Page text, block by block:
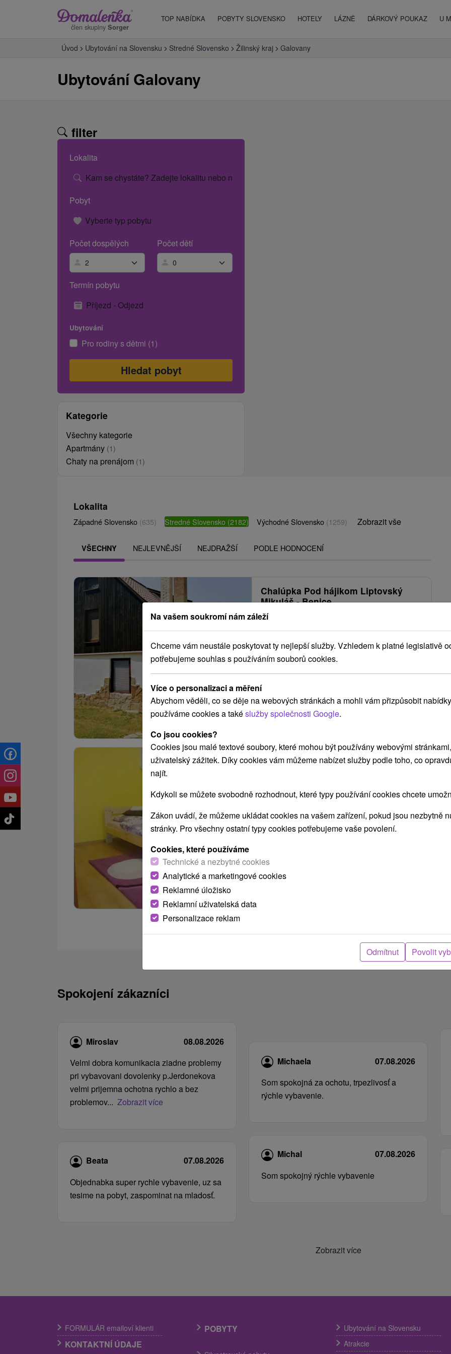
člen skupiny Sorger
TOP NABÍDKA POBYTY SLOVENSKO HOTELY LÁZNĚ DÁRKOVÝ POUKAZ U
Úvod Ubytování na Slovensku Stredné Slovensko Žilinský kraj Galovany
Ubytování Galovany
filter
Lokalita
Kam se chystáte? Zadejte lokalitu nebo název hotelu.
Pobyt
Vyberte typ pobytu
Počet dospělých
Počet dětí
Termín pobytu
Příjezd - Odjezd
Ubytování
Pro rodiny s dětmi (1)
Kategorie
Všechny kategorie
Apartmány (1)
Chaty na prenájom (1)
Lokalita
Západné Slovensko (635) Stredné Slovensko (2182) Východné Slovensko (1259) Zobrazit vše
VŠECHNY NEJLEVNĚJŠÍ NEJDRAŽŠÍ PODLE HODNOCENÍ
Chalúpka Pod hájikom Liptovský
Mikuláš - Benice
Chalúpka Pod hájikom sa nachádza v meste
Liptovský Mikuláš v okrajovej časti Benice.
Útulné...
Apartmán 133 Liptovský Mikuláš
Apartmán na okraji Liptovského Mikuláša, v
mestskej časti Bodice, ponúka komfortné
Spokojení zákazníci
Miroslav
08.08.2026
Velmi dobra komunikacia ziadne problemy
pri vybavovani dovolenky p.Jerdonekova
velmi prijemna ochotna rychlo a bez
problemov... Zobrazit více
Beata
07.08.2026
Objednabka super rychle vybavenie, uz sa
tesime na pobyt, zaspominat na mladosť.
Michaela
07.08.2026
Som spokojná za ochotu, trpezlivosť a
rýchle vybavenie.
Michal
07.08.2026
Som spokojný rýchle vybavenie
Zobrazit více
FORMULÁR emailoví klienti
KONTAKTNÍ ÚDAJE
POBYTY
Ubytování na Slovensku
Atrakcie
Na vašem soukromí nám záleží
Chceme vám neustále poskytovat ty nejlepší služby. Vzhledem k platné legislativě
potřebujeme souhlas s používáním souborů cookies.
Více o personalizaci a měření
Abychom věděli, co se děje na webových stránkách a mohli vám přizpůsobit
používáme cookies a takéslužby společnosti Google.
Co jsou cookies?
Cookies jsou malé textové soubory, které mohou být používány webovými
uživatelský zážitek. Díky cookies vám můžeme nabízet služby podle toho, co
najít.
Kdykoli se můžete svobodně rozhodnout, které typy používání cookies chcete
Zákon uvádí, že můžeme ukládat cookies na vašem zařízení, pokud jsou nezbytně
stránky. Pro všechny ostatní typy cookies potřebujeme vaše povolení.
Cookies, které používáme
Technické a nezbytné cookies
Analytické a marketingové cookies
Reklamné úložisko
Reklamní uživatelská data
Personalizace reklam
Odmítnut Povolit